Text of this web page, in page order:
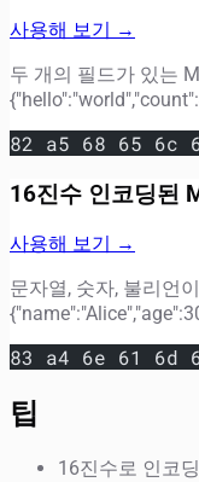
사용해 보기 →
두 개의 필드가 있는
82 a5 68 65 6c
16진수 인코딩된
사용해 보기 →
문자열, 숫자, 불리언
83 a4 6e 61 6d
팁
16진수로 인코